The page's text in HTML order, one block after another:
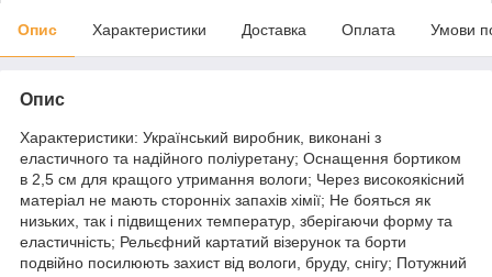
Опис Характеристики Доставка Оплата Умови
Опис
Характеристики: Український виробник, виконані з
еластичного та надійного поліуретану; Оснащення бортиком
в 2,5 см для кращого утримання вологи; Через високоякісний
матеріал не мають сторонніх запахів хімії; Не бояться як
низьких, так і підвищених температур, зберігаючи форму та
еластичність; Рельєфний картатий візерунок та борти
подвійно посилюють захист від вологи, бруду, снігу; Потужний